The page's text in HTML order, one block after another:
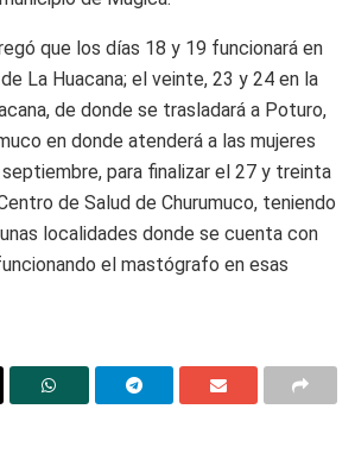
que los días 18 y 19 funcionará en
La Huacana; el veinte, 23 y 24 en la
de donde se trasladará a Poturo,
en donde atenderá a las mujeres
para finalizar el 27 y treinta
de Salud de Churumuco, teniendo
localidades donde se cuenta con
el mastógrafo en esas